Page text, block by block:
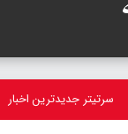
سرتیتر جدیدترین اخبار